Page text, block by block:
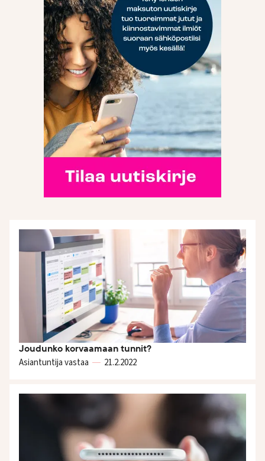
Joudunko korvaamaan tunnit?
Asiantuntija vastaa 21.2.2022